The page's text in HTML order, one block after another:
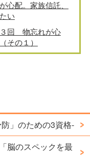
配。家族信託、
い
３回 物忘れが心
その１）
」のための3資格-
脳のスペックを最